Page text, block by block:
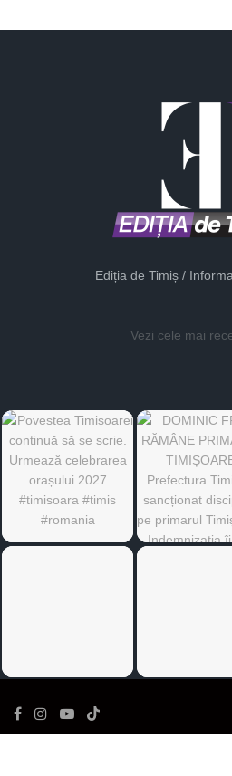
Ediția de Timiș /
Vezi cele mai